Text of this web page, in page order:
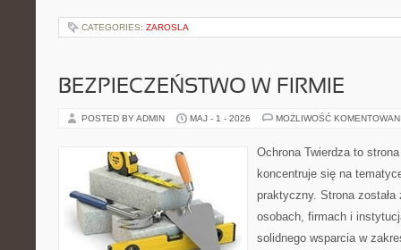
CATEGORIES: ZAROSLA
BEZPIECZEŃSTWO W FIRMIE
POSTED BY ADMIN MAJ - 1 - 2026 MOŻLIWOŚĆ
Ochrona Twierdza to
koncentruje się na
praktyczny. Strona
osobach, firmach i
solidnego wsparcia w